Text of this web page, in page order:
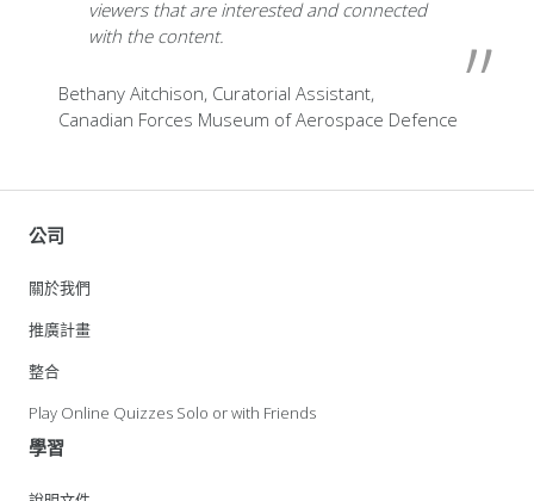
viewers that are interested and connected
with the content.
Bethany Aitchison, Curatorial Assistant,
Canadian Forces Museum of Aerospace Defence
公司
關於我們
推廣計畫
整合
Play Online Quizzes Solo or with Friends
學習